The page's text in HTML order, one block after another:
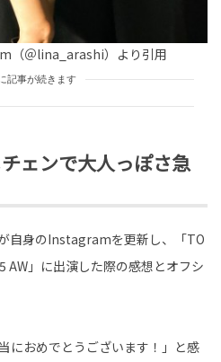
んだろう？」「勉強して下さい」と批
山里亮太、中道の新人事に持論を展開
）
ENTERTAINMENT
Team
（＠lina_arashi）より引用
記事が続きます
ェンで大人っぽさ急
自身のInstagramを更新し、「TO
AW」に出演した際の感想とオフシ
におめでとうございます！」と感